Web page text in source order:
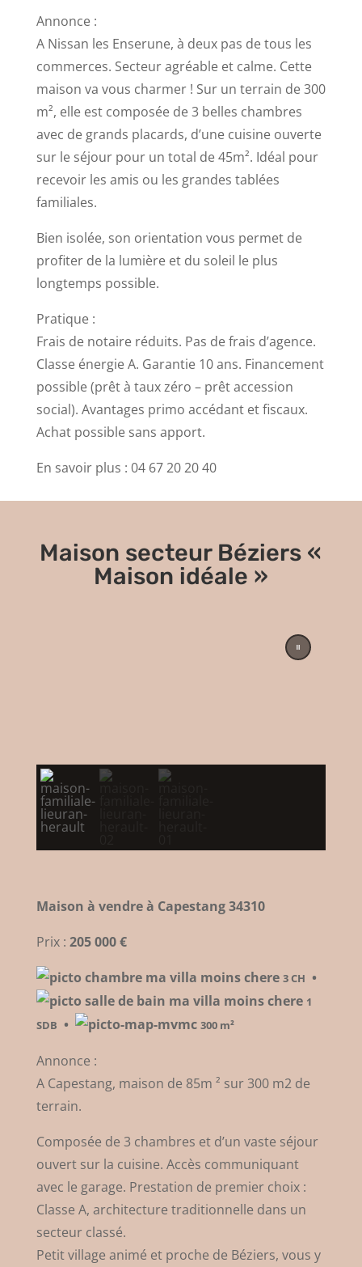
Annonce :
A Nissan les Enserune, à deux pas de tous les
commerces. Secteur agréable et calme. Cette
maison va vous charmer ! Sur un terrain de 300
m², elle est composée de 3 belles chambres
avec de grands placards, d’une cuisine ouverte
sur le séjour pour un total de 45m². Idéal pour
recevoir les amis ou les grandes tablées
familiales.
Bien isolée, son orientation vous permet de
profiter de la lumière et du soleil le plus
longtemps possible.
Pratique :
Frais de notaire réduits. Pas de frais d’agence.
Classe énergie A. Garantie 10 ans. Financement
possible (prêt à taux zéro – prêt accession
social). Avantages primo accédant et fiscaux.
Achat possible sans apport.
En savoir plus : 04 67 20 20 40
Maison secteur Béziers «
Maison idéale »
Maison à vendre à Capestang 34310
Prix : 205 000 €
3 CH •
1
SDB • 300 m²
Annonce :
A Capestang, maison de 85m ² sur 300 m2 de
terrain.
Composée de 3 chambres et d’un vaste séjour
ouvert sur la cuisine. Accès communiquant
avec le garage. Prestation de premier choix :
Classe A, architecture traditionnelle dans un
secteur classé.
Petit village animé et proche de Béziers, vous y